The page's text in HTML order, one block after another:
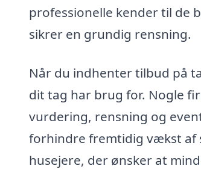
professionelle kender til de
sikrer en grundig rensning.
Når du indhenter tilbud på
dit tag har brug for. Nogle
vurdering, rensning og
forhindre fremtidig vækst af
husejere, der ønsker at